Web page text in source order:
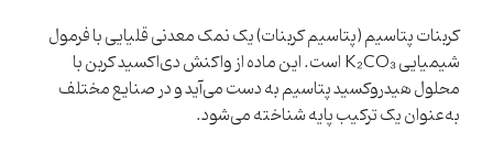
کربنات پتاسیم (پتاسیم کربنات) یک نمک معدنی قلیایی با فرمول
شیمیایی K₂CO₃ است. این ماده از واکنش دی‌اکسید کربن با
محلول هیدروکسید پتاسیم به دست می‌آید و در صنایع مختلف
به‌عنوان یک ترکیب پایه شناخته می‌شود.